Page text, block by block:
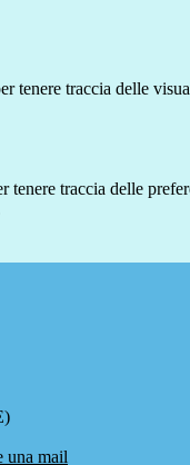
tenere traccia delle
tenere traccia delle
una mail